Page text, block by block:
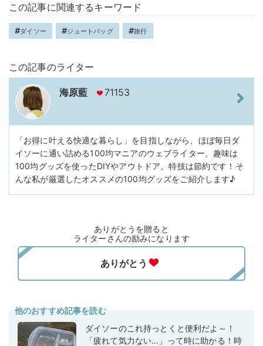
この記事に関連するキーワード
ダイソー ジュートバッグ 旅行
この記事のライター
海原藍 71153
「お得に叶える快適な暮らし」を目指しながら、ほぼ毎日ダ
イソーに通い詰める100均マニアのウェブライター。趣味は
100均グッズを使ったDIYやアウトドア。特技は節約です！そ
んな私が厳選したオススメの100均グッズをご紹介します♪
ありがとうを贈ると
ライターさんの励みになります
他のおすすめ記事を読む
ダイソーのこれ持っとくと便利だよ～！
「疲れて気力ない…」って時に助かる！時